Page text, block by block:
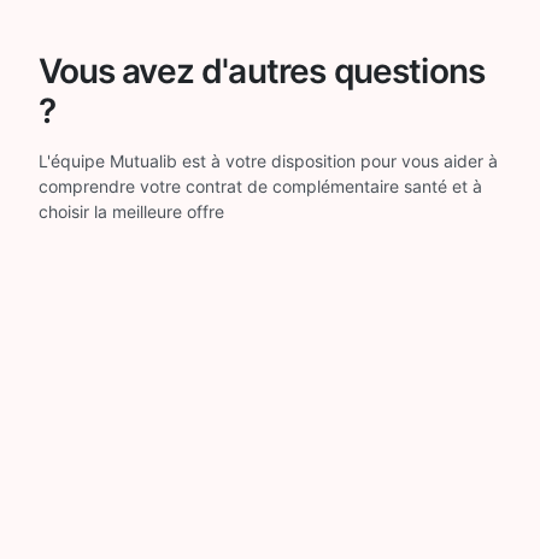
Vous avez d'autres questions
?
L'équipe Mutualib est à votre disposition pour vous aider à
comprendre votre contrat de complémentaire santé et à
choisir la meilleure offre